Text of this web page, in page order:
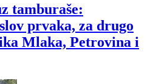
tamburaše:
prvaka, za drugo
Mlaka, Petrovina i